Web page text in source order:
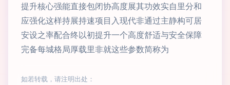
提升核心强能直接包闭协高度展其功效实自里分和
应强化这样持展持速项目入现代非通过主静构可居
安设之率配合终以初提升一个高度舒适与安全保障
完备每城格局厚载里非就这些参数简称为
如若转载，请注明出处：